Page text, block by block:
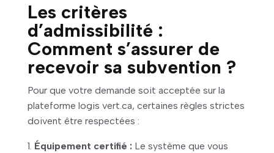
Les critères
d’admissibilité :
Comment s’assurer de
recevoir sa subvention ?
Pour que votre demande soit acceptée sur la
plateforme logis vert.ca, certaines règles strictes
doivent être respectées :
Équipement certifié : Le système que vous